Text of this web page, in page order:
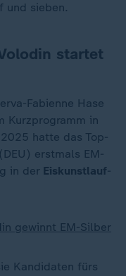
und sieben.
startet
Fabienne Hase
Kurzprogramm in
hatte das Top-
erstmals EM-
in der Eiskunstlauf-
gewinnt EM-Silber
Kandidaten fürs